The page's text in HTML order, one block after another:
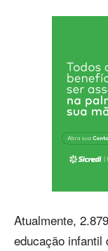
Atualmente,
educação infantil